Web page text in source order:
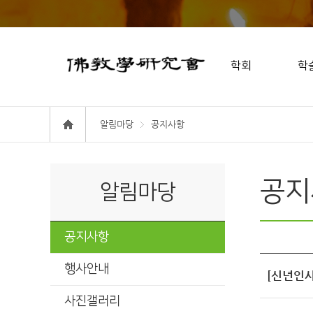
학회 학
알림마당 공지사항
알림마당
공지사항
행사안내
사진갤러리
공
[신년인